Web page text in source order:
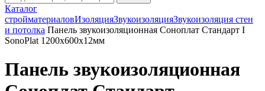
Каталог
стройматериаловИзоляцияЗвукоизоляцияЗвукоизоляция стен
и потолка Панель звукоизоляционная Соноплат Стандарт I
SonoPlat 1200х600х12мм
Панель звукоизоляционная